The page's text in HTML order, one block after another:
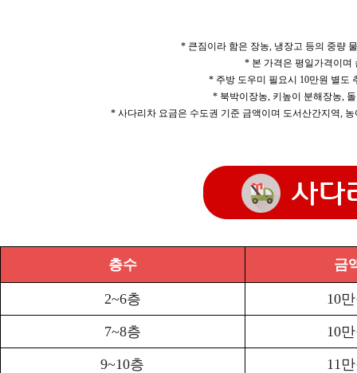
* 큰짐이라 함은 장농, 냉장고 등의 중량
* 본 가격은 평일가격이며
* 주방 도우미 필요시 10만원 별도
* 북박이장농, 키높이 분해장농,
* 사다리차 요금은 수도권 기준 금액이며 도서산간지역,
층수 금
2~6층 10
7~8층 10
9~10층 11